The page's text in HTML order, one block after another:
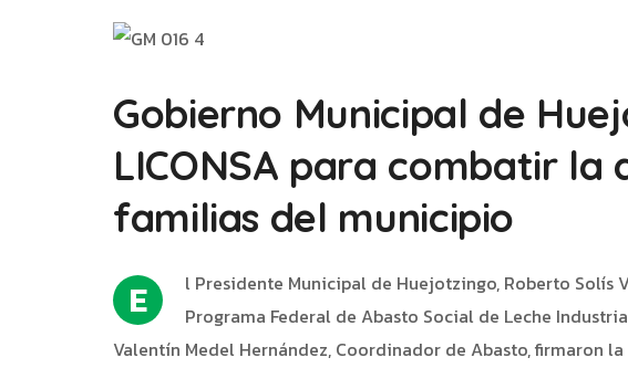
Gobierno Municipal de
LICONSA para combatir la
familias del municipio
E
l Presidente Municipal de Huejotzingo, Roberto Solís
Programa Federal de Abasto Social de Leche
Valentín Medel Hernández, Coordinador de Abasto, firmaron